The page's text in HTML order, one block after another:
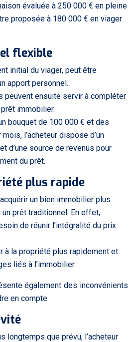
évaluée à 250 000 € en pleine
proposée à 180 000 € en viager
flexible
initial du viager, peut être
apport personnel.
peuvent ensuite servir à compléter
immobilier.
bouquet de 100 000 € et des
l’acheteur dispose d’un
d’une source de revenus pour
du prêt.
plus rapide
un bien immobilier plus
un prêt traditionnel. En effet,
de réunir l’intégralité du prix
à la propriété plus rapidement et
liés à l’immobilier.
également des inconvénients
en compte.
longtemps que prévu, l’acheteur